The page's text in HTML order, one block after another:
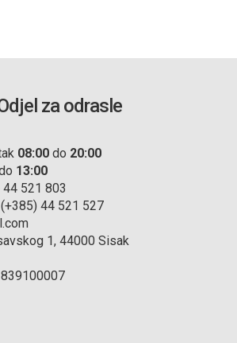
za odrasle
08:00 do 20:00
13:00
44 521 803
44 521 527
1, 44000 Sisak